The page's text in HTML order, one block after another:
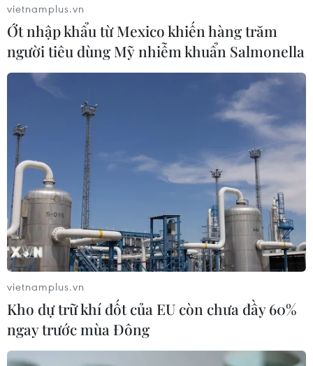
Thủ tướng gặp cộng đồng người
Việt Nam tại Vương quốc Bỉ
14/12/2022 01:06
Tối 13/12 (giờ địa phương), tại thủ đô Brussels, Thủ
tướng Chính phủ Phạm Minh Chính đã gặp gỡ đại diện
cộng đồng người Việt Nam tại Vương quốc Bỉ và một số
nước châu Âu.
vietnamplus.vn
Ớt nhập khẩu từ Mexico khiến hàng trăm
người tiêu dùng Mỹ nhiễm khuẩn Salmonella
vietnamplus.vn
Kho dự trữ khí đốt của EU còn chưa đầy 60%
ngay trước mùa Đông